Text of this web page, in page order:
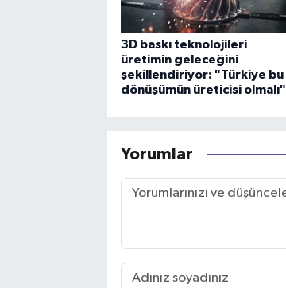
3D baskı teknolojileri
üretimin geleceğini
şekillendiriyor: "Türkiye bu
dönüşümün üreticisi olmalı"
Yorumlar